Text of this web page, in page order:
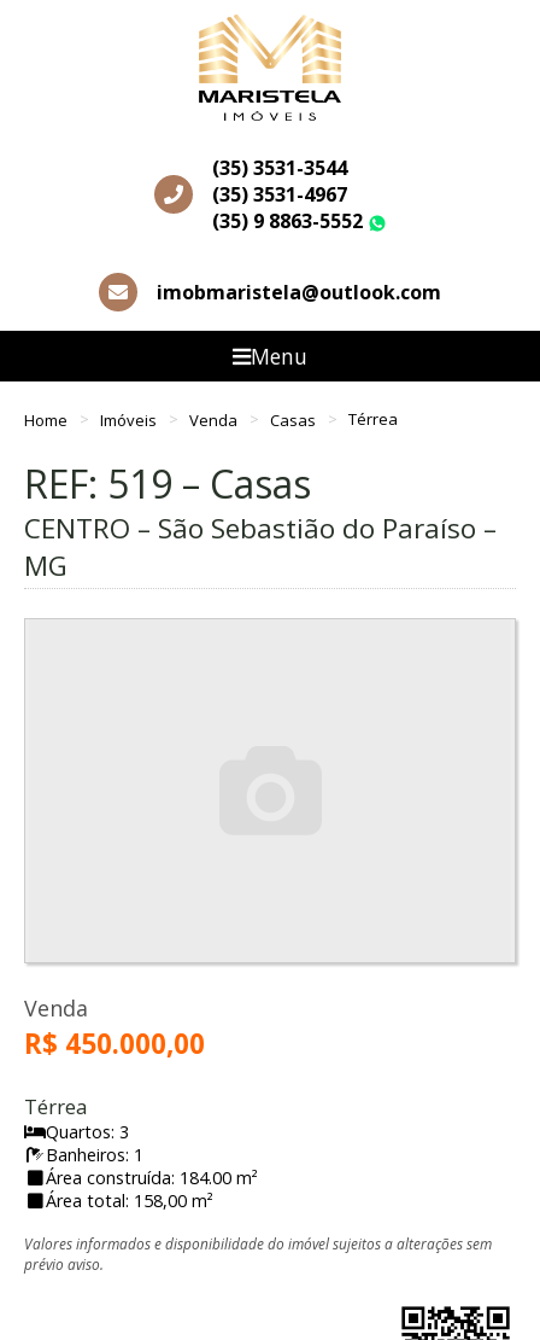
(35) 3531-3544
(35) 3531-4967
(35) 9 8863-5552
imobmaristela@outlook.com
Menu
Home Imóveis Venda Casas Térrea
REF: 519 – Casas
CENTRO – São Sebastião do Paraíso –
MG
Venda
R$ 450.000,00
Térrea
Quartos: 3
Banheiros: 1
Área construída: 184.00 m²
Área total: 158,00 m²
Valores informados e disponibilidade do imóvel sujeitos a alterações sem
prévio aviso.